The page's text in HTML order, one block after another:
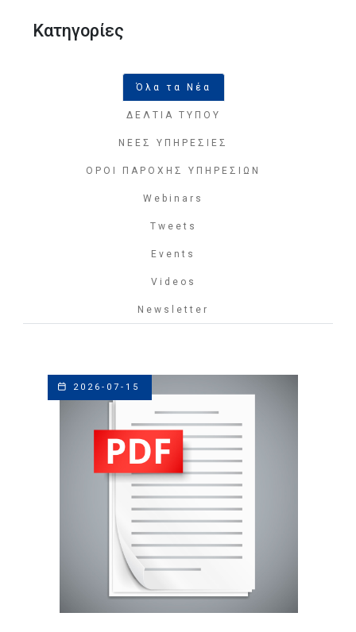
Κατηγορίες
Όλα τα Νέα
ΔΕΛΤΙΑ ΤΥΠΟΥ
ΝΕΕΣ ΥΠΗΡΕΣΙΕΣ
ΟΡΟΙ ΠΑΡΟΧΗΣ ΥΠΗΡΕΣΙΩΝ
Webinars
Tweets
Events
Videos
Newsletter
2026-07-15